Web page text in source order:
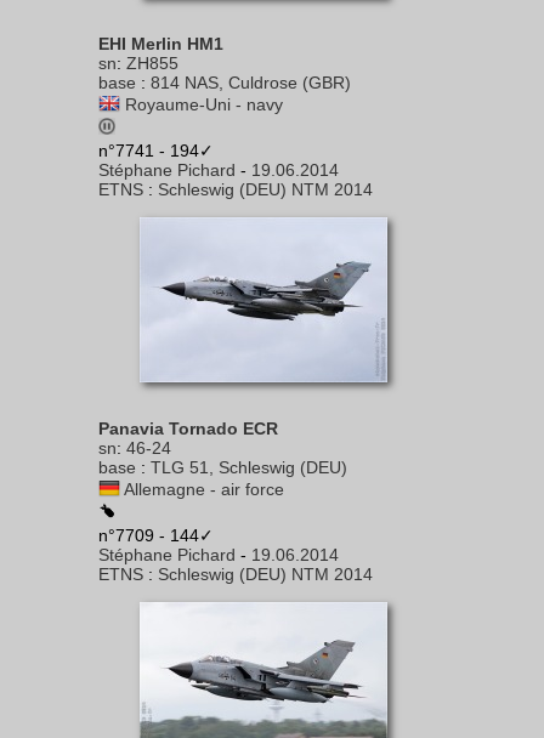
EHI Merlin HM1
sn: ZH855
base : 814 NAS, Culdrose (GBR)
Royaume-Uni - navy
n°7741 - 194✓
Stéphane Pichard - 19.06.2014
ETNS : Schleswig (DEU) NTM 2014
Panavia Tornado ECR
sn: 46-24
base : TLG 51, Schleswig (DEU)
Allemagne - air force
n°7709 - 144✓
Stéphane Pichard - 19.06.2014
ETNS : Schleswig (DEU) NTM 2014